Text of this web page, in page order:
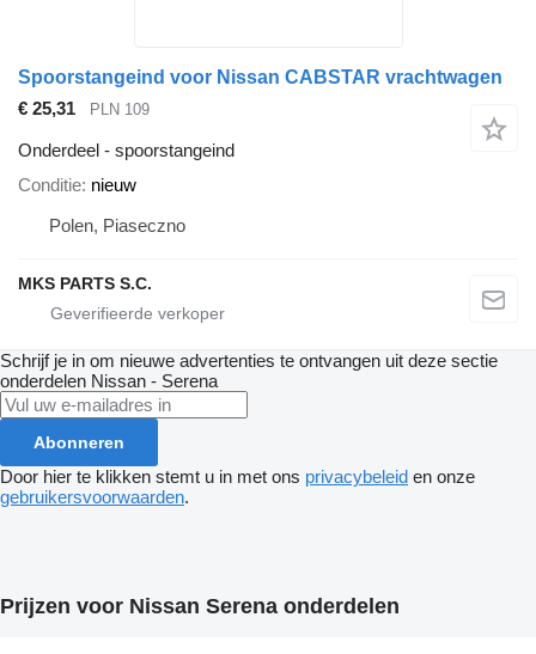
Spoorstangeind voor Nissan CABSTAR vrachtwagen
€ 25,31
PLN 109
Onderdeel - spoorstangeind
Conditie nieuw
Polen, Piaseczno
MKS PARTS S.C.
Schrijf je in om nieuwe advertenties te ontvangen uit deze sectie
onderdelen Nissan - Serena
Abonneren
Door hier te klikken stemt u in met ons privacybeleid en onze
gebruikersvoorwaarden.
Prijzen voor Nissan Serena onderdelen